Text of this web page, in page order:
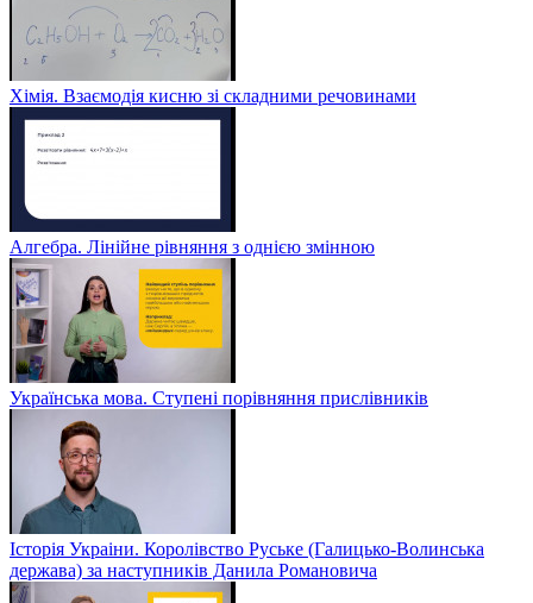
Хімія. Взаємодія кисню зі складними речовинами
Алгебра. Лінійне рівняння з однією змінною
Українська мова. Ступені порівняння прислівників
Історія Украіни. Королівство Руське (Галицько-Волинська
держава) за наступників Данила Романовича